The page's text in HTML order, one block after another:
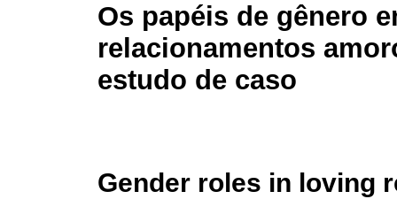
Os papéis de gênero
relacionamentos
estudo de caso
Gender roles in loving